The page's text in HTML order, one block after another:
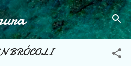
principal
BRÓCOLI